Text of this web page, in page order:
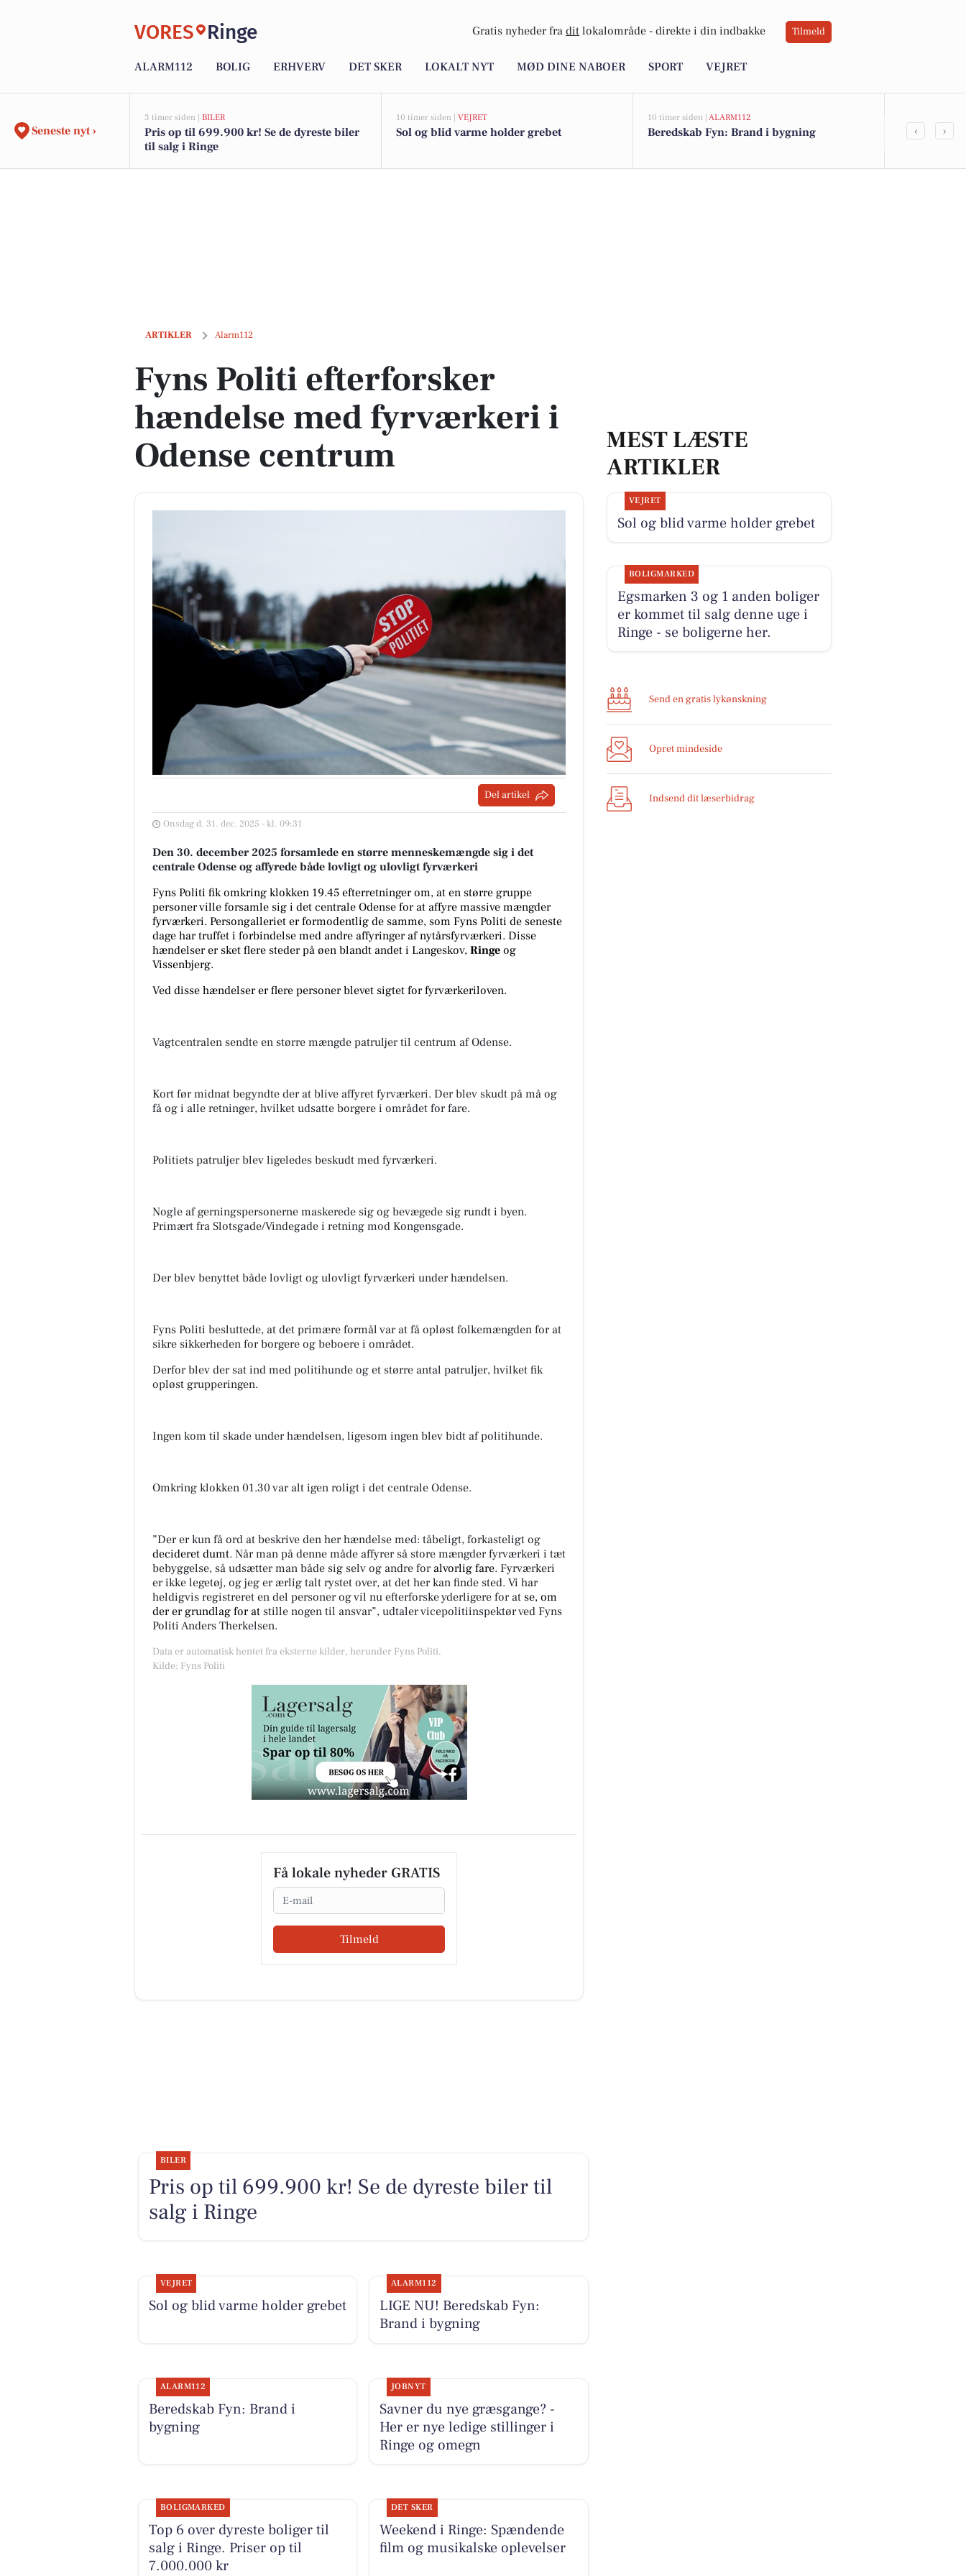
VORES Ringe Gratis nyheder fra dit lokalområde - direkte i din indbakke Tilmeld
ALARM112 BOLIG ERHVERV DET SKER LOKALT NYT MØD DINE NABOER SPORT VEJRET
Seneste nyt ›
3 timer siden | BILER
Pris op til 699.900 kr! Se de dyreste biler
til salg i Ringe
10 timer siden | VEJRET
Sol og blid varme holder grebet
10 timer siden | ALARM112
Beredskab Fyn: Brand i bygning Beredskab
‹ ›
ARTIKLER Alarm112
Fyns Politi efterforsker hændelse med fyrværkeri i Odense centrum
Fyns Politi efterforsker
hændelse med fyrværkeri i
Odense centrum
Del artikel
Onsdag d. 31. dec. 2025 - kl. 09:31
Den 30. december 2025 forsamlede en større menneskemængde sig i det
centrale Odense og affyrede både lovligt og ulovligt fyrværkeri
Fyns Politi fik omkring klokken 19.45 efterretninger om, at en større gruppe
personer ville forsamle sig i det centrale Odense for at affyre massive mængder
fyrværkeri. Persongalleriet er formodentlig de samme, som Fyns Politi de seneste
dage har truffet i forbindelse med andre affyringer af nytårsfyrværkeri. Disse
hændelser er sket flere steder på øen blandt andet i Langeskov, Ringe og
Vissenbjerg.
Ved disse hændelser er flere personer blevet sigtet for fyrværkeriloven.
Vagtcentralen sendte en større mængde patruljer til centrum af Odense.
Kort før midnat begyndte der at blive affyret fyrværkeri. Der blev skudt på må og
få og i alle retninger, hvilket udsatte borgere i området for fare.
Politiets patruljer blev ligeledes beskudt med fyrværkeri.
Nogle af gerningspersonerne maskerede sig og bevægede sig rundt i byen.
Primært fra Slotsgade/Vindegade i retning mod Kongensgade.
Der blev benyttet både lovligt og ulovligt fyrværkeri under hændelsen.
Fyns Politi besluttede, at det primære formål var at få opløst folkemængden for at
sikre sikkerheden for borgere og beboere i området.
Derfor blev der sat ind med politihunde og et større antal patruljer, hvilket fik
opløst grupperingen.
Ingen kom til skade under hændelsen, ligesom ingen blev bidt af politihunde.
Omkring klokken 01.30 var alt igen roligt i det centrale Odense.
”Der er kun få ord at beskrive den her hændelse med: tåbeligt, forkasteligt og
decideret dumt. Når man på denne måde affyrer så store mængder fyrværkeri i tæt
bebyggelse, så udsætter man både sig selv og andre foralvorlig fare. Fyrværkeri
er ikke legetøj, og jeg er ærlig talt rystet over, at det her kan finde sted. Vi har
heldigvis registreret en del personer og vil nu efterforske yderligere for at se, om
der er grundlag for at stille nogen til ansvar”, udtaler vicepolitiinspektør ved Fyns
Politi Anders Therkelsen.
Data er automatisk hentet fra eksterne kilder, herunder Fyns Politi.
Kilde: Fyns Politi
Få lokale nyheder GRATIS
Email
Tilmeld
MEST LÆSTE
ARTIKLER
VEJRET
Sol og blid varme holder grebet
BOLIGMARKED
Egsmarken 3 og 1 anden boliger
er kommet til salg denne uge i
Ringe - se boligerne her.
Send en gratis lykønskning
Opret mindeside
Indsend dit læserbidrag
BILER
Pris op til 699.900 kr! Se de dyreste biler til
salg i Ringe
VEJRET
Sol og blid varme holder grebet
ALARM112
LIGE NU! Beredskab Fyn:
Brand i bygning
ALARM112
Beredskab Fyn: Brand i
bygning
JOBNYT
Savner du nye græsgange? -
Her er nye ledige stillinger i
Ringe og omegn
BOLIGMARKED
Top 6 over dyreste boliger til
salg i Ringe. Priser op til
7.000.000 kr
DET SKER
Weekend i Ringe: Spændende
film og musikalske oplevelser